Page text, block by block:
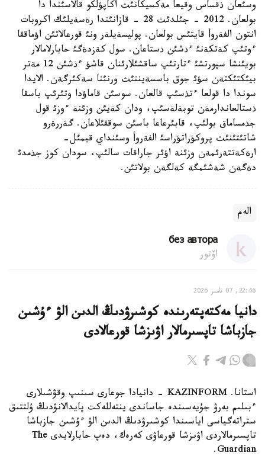
وسئعان ذقساس وقيعا مةكسيكانئث اكاپؤلكو قالاسئندا دا
بولعان. 2012 - جئلدئث 28 - قازانئندا رةسةيلئك اكروبات
انتون الفةروأ قايتئس بولعان. پوليسةيلةر ونئ قورعالاتئن اؤماققا
ءوتئپ كةتكةنئ ءذشئن ذستاعان. سول كةزدةگئ حابارلامالار
بويئنشا سپورتشئ ءتارتئپ ساقشئلارئنان قاشؤ ءذشئن 12 مةتر
بيئكتئكتةن سؤئ جوق باسسةيننئث ورنئنا سةكئرگةن. الايدا
سوندا دا قولعا ءتذسئپ قالعان. سوسئن قاماؤدا وتئرئپ باسقا
ذستالعاندارمةن توبةلةسئپ، ودان كةيئن وزئنة ءوزئ قول
جذمساماق بولئپ، قابئرعاعا باسئن سوققئلاعان. گةررةرو
شاتئتئنئث پروكؤراتؤراسئ الفةروأ وسئنداي قيمئل-
ارةكةتتةرئمةن وزئنة اؤئر جاراقات سالئپ، سودان كوز جذمدئ
دةگةن شةشئمگة كةلگةن بولاتئن.
الەم
без автора
اۆتور
22:46, 07 تامىز 2026
دانيا مەكتەپتەرىندە كوشىرۋدىڭ الدىن الۋ ءۇشىن
جازباشا تاپسىرمالار اۋىزشا قورعالادى
استانا. KAZINFORM - دانيادا جوعارى سىنىپ وقۋشىلارى
ءبىلىم بەرۋ جۇيەسىندە جاساندى ينتەللەكت پايدالانۋدىڭ ۇلتتىق
ستراتەگياسى اياسىندا كوشىرۋدىڭ الدىن الۋ ءۇشىن جازباشا
تاپسىرمالاردى اۋىزشا قورعاۋى كەرەك، دەپ حابارلايدى The
Guardian.